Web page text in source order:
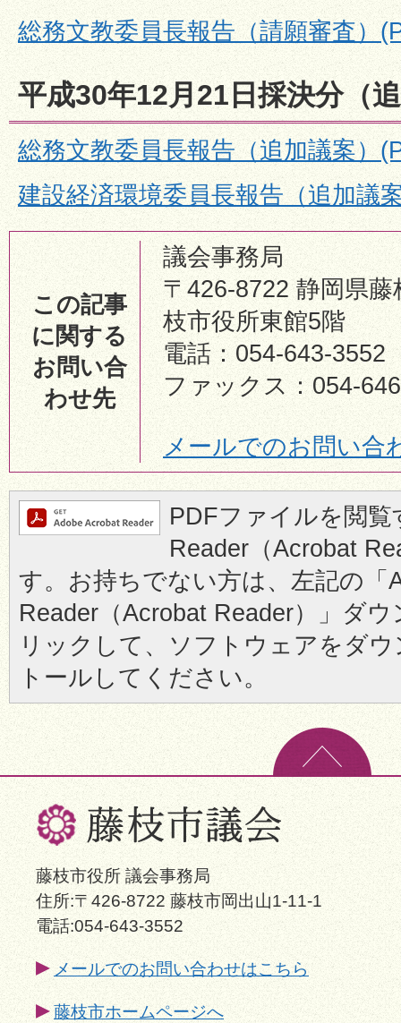
総務文教委員長報告（請願審査）
平成30年12月21日採決分（
総務文教委員長報告（追加議案）
建設経済環境委員長報告（追加議
この記事
に関する
お問い合
わせ先
議会事務局
〒426-8722 静岡県
枝市役所東館5階
電話：054-643-3552
ファックス：054-
メールでのお問い合
PDFファイルを閲
Reader（Acrobat
す。お持ちでない方は、左記の「
Reader（Acrobat Reader）」ダ
リックして、ソフトウェアをダ
トールしてください。
藤枝市役所 議会事務局
住所:〒426-8722 藤枝市岡出山1-11-1
電話:054-643-3552
メールでのお問い合わせはこちら
藤枝市ホームページへ